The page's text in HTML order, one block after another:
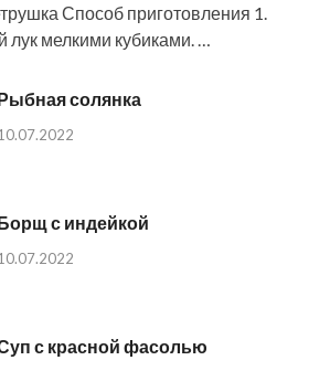
Способ приготовления 1.
мелкими кубиками. …
солянка
с индейкой
с красной фасолью